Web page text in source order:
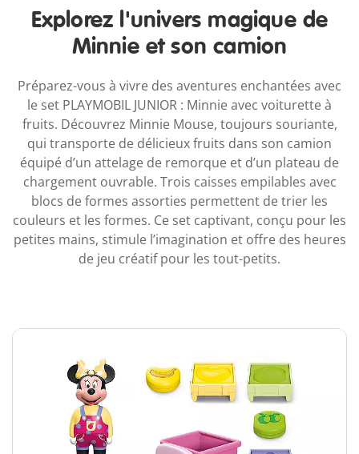
Explorez l'univers magique de
Minnie et son camion
Préparez-vous à vivre des aventures enchantées avec
le set PLAYMOBIL JUNIOR : Minnie avec voiturette à
fruits. Découvrez Minnie Mouse, toujours souriante,
qui transporte de délicieux fruits dans son camion
équipé d’un attelage de remorque et d’un plateau de
chargement ouvrable. Trois caisses empilables avec
blocs de formes assorties permettent de trier les
couleurs et les formes. Ce set captivant, conçu pour les
petites mains, stimule l’imagination et offre des heures
de jeu créatif pour les tout-petits.